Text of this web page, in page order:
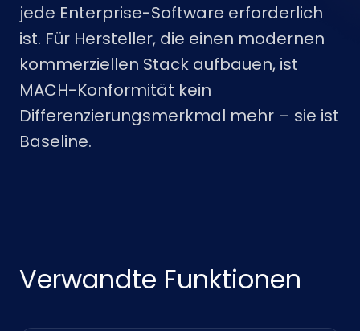
jede Enterprise-Software erforderlich
ist. Für Hersteller, die einen modernen
kommerziellen Stack aufbauen, ist
MACH-Konformität kein
Differenzierungsmerkmal mehr – sie ist
Baseline.
Verwandte Funktionen